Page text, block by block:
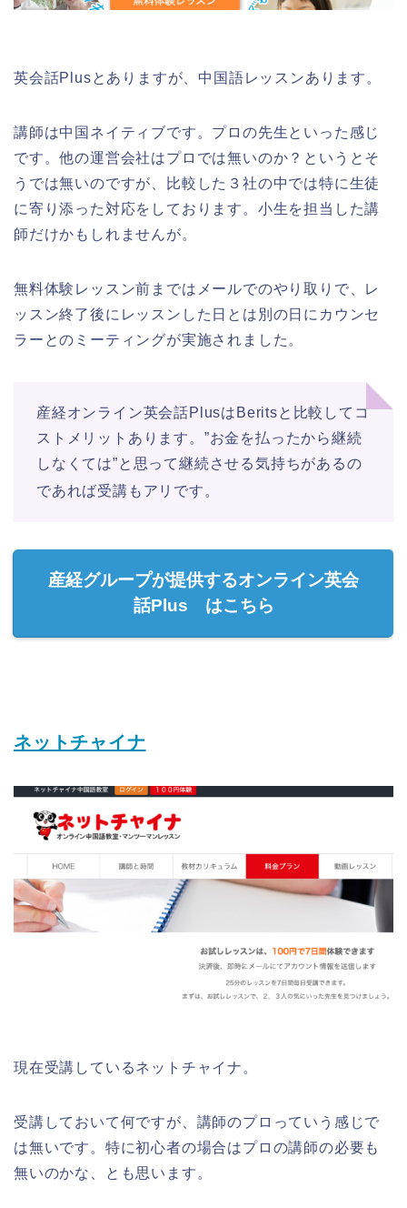
英会話Plusとありますが、中国語レッスンあります。
講師は中国ネイティブです。プロの先生といった感じ
です。他の運営会社はプロでは無いのか？というとそ
うでは無いのですが、比較した３社の中では特に生徒
に寄り添った対応をしております。小生を担当した講
師だけかもしれませんが。
無料体験レッスン前まではメールでのやり取りで、レ
ッスン終了後にレッスンした日とは別の日にカウンセ
ラーとのミーティングが実施されました。
産経オンライン英会話PlusはBeritsと比較してコ
ストメリットあります。”お金を払ったから継続
しなくては”と思って継続させる気持ちがあるの
であれば受講もアリです。
産経グループが提供するオンライン英会
話Plus はこちら
ネットチャイナ
現在受講しているネットチャイナ。
受講しておいて何ですが、講師のプロっていう感じで
は無いです。特に初心者の場合はプロの講師の必要も
無いのかな、とも思います。